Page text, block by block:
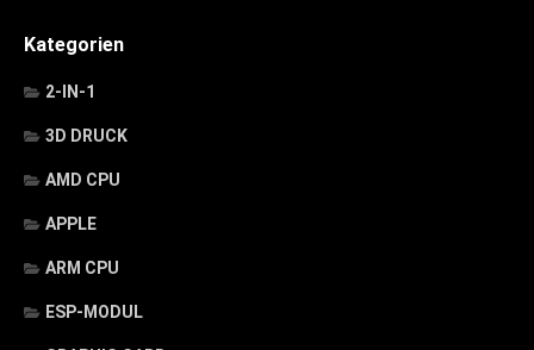
Kategorien
2-IN-1
3D DRUCK
AMD CPU
APPLE
ARM CPU
ESP-MODUL